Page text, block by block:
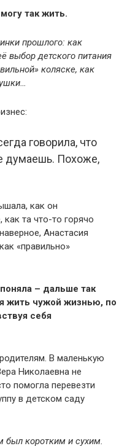
так жить.
прошлого: как
выбор детского питания
коляске, как
говорила, что
думаешь. Похоже,
как он
как та что-то горячо
Анастасия
«правильно»
– дальше так
жить чужой жизнью, по
себя
В маленькую
Николаевна не
помогла перевезти
в детском саду
коротким и сухим.